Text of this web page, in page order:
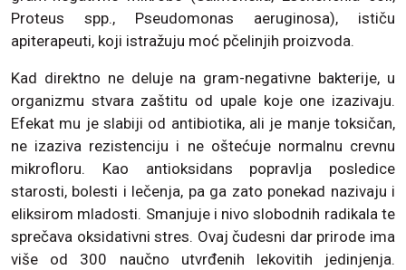
Proteus spp., Pseudomonas aeruginosa), ističu
apiterapeuti, koji istražuju moć pčelinjih proizvoda.
Kad direktno ne deluje na gram-negativne bakterije, u
organizmu stvara zaštitu od upale koje one izazivaju.
Efekat mu je slabiji od antibiotika, ali je manje toksičan,
ne izaziva rezistenciju i ne oštećuje normalnu crevnu
mikrofloru. Kao antioksidans popravlja posledice
starosti, bolesti i lečenja, pa ga zato ponekad nazivaju i
eliksirom mladosti. Smanjuje i nivo slobodnih radikala te
sprečava oksidativni stres. Ovaj čudesni dar prirode ima
više od 300 naučno utvrđenih lekovitih jedinjenja.